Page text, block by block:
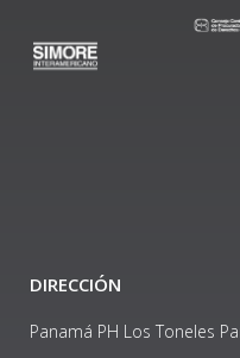
DIRECCIÓN
Panamá PH Los Toneles